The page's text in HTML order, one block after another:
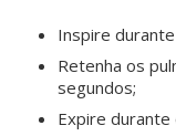
Inspire
Retenha os
segundos;
Expire